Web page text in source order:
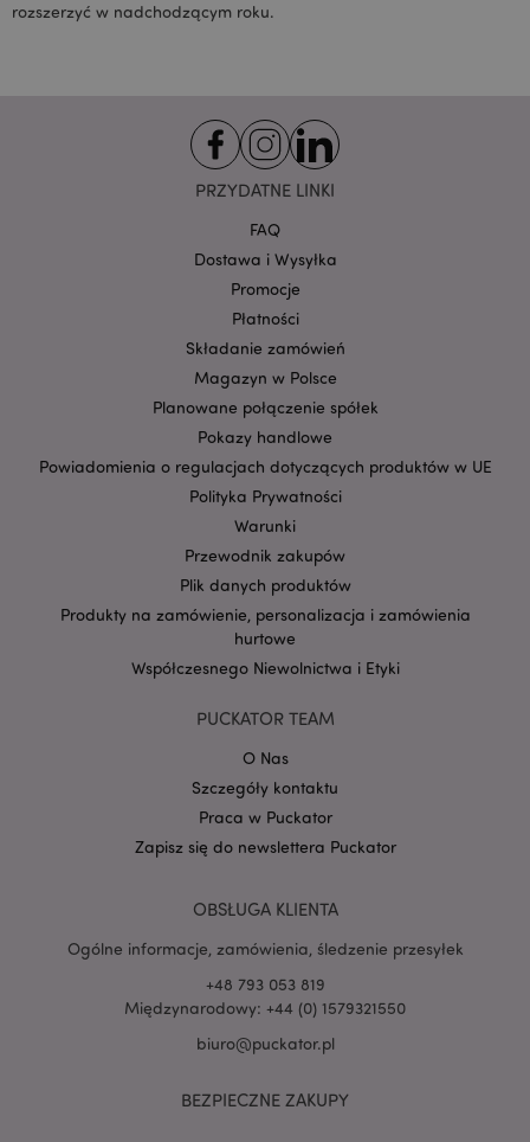
rozszerzyć w nadchodzącym roku.
PRZYDATNE LINKI
FAQ
Dostawa i Wysyłka
Promocje
Płatności
Składanie zamówień
Magazyn w Polsce
Planowane połączenie spółek
Pokazy handlowe
Powiadomienia o regulacjach dotyczących produktów w UE
Polityka Prywatności
Warunki
Przewodnik zakupów
Plik danych produktów
Produkty na zamówienie, personalizacja i zamówienia
hurtowe
Współczesnego Niewolnictwa i Etyki
PUCKATOR TEAM
O Nas
Szczegóły kontaktu
Praca w Puckator
Zapisz się do newslettera Puckator
OBSŁUGA KLIENTA
Ogólne informacje, zamówienia, śledzenie przesyłek
+48 793 053 819
Międzynarodowy: +44 (0) 1579321550
biuro@puckator.pl
BEZPIECZNE ZAKUPY
X-Magento-Vary
www.puckator.pl
_GRECAPTCHA
Google LLC
searchReport-log